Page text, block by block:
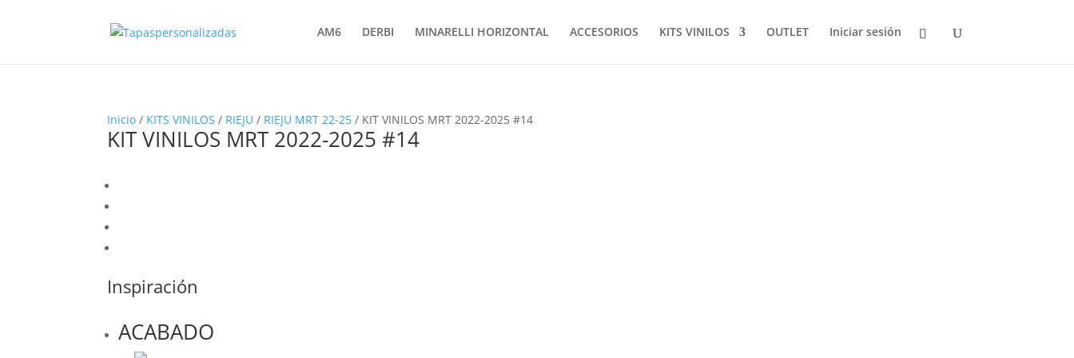
AM6 DERBI MINARELLI HORIZONTAL ACCESORIOS KITS VINILOS OUTLET Iniciar sesión
Inicio / KITS VINILOS / RIEJU / RIEJU MRT 22-25 / KIT VINILOS MRT 2022-2025 #14
KIT VINILOS MRT 2022-2025 #14
Inspiración
ACABADO